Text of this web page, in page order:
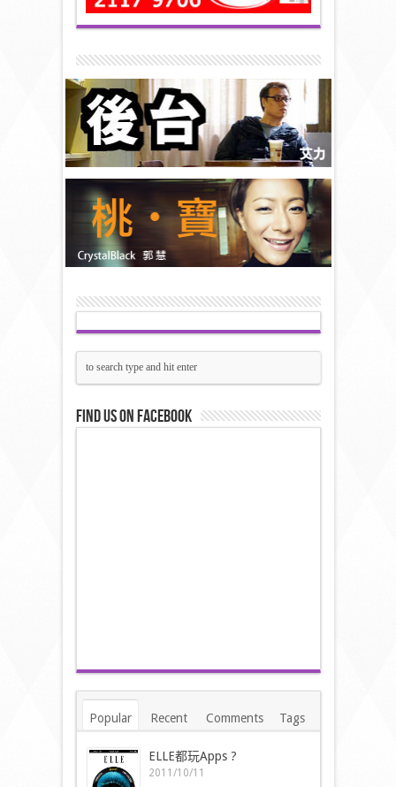
Find us on Facebook
Popular Recent Comments Tags
ELLE都玩Apps ?
2011/10/11